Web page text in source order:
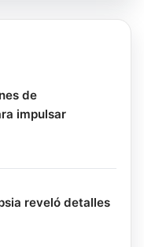
de
impulsar
reveló detalles